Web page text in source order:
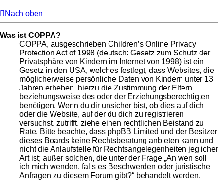
Nach oben
Was ist COPPA?
COPPA, ausgeschrieben Children’s Online Privacy
Protection Act of 1998 (deutsch: Gesetz zum Schutz der
Privatsphäre von Kindern im Internet von 1998) ist ein
Gesetz in den USA, welches festlegt, dass Websites, die
möglicherweise persönliche Daten von Kindern unter 13
Jahren erheben, hierzu die Zustimmung der Eltern
beziehungsweise des oder der Erziehungsberechtigten
benötigen. Wenn du dir unsicher bist, ob dies auf dich
oder die Website, auf der du dich zu registrieren
versuchst, zutrifft, ziehe einen rechtlichen Beistand zu
Rate. Bitte beachte, dass phpBB Limited und der Besitzer
dieses Boards keine Rechtsberatung anbieten kann und
nicht die Anlaufstelle für Rechtsangelegenheiten jeglicher
Art ist; außer solchen, die unter der Frage „An wen soll
ich mich wenden, falls es Beschwerden oder juristische
Anfragen zu diesem Forum gibt?“ behandelt werden.